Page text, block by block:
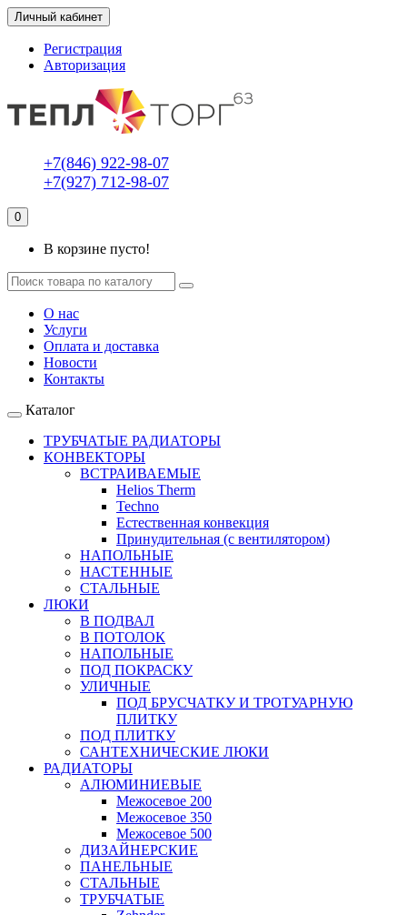
Личный кабинет
Регистрация
Авторизация
+7(846) 922-98-07
+7(927) 712-98-07
0
В корзине пусто!
О нас
Услуги
Оплата и доставка
Новости
Контакты
Каталог
ТРУБЧАТЫЕ РАДИАТОРЫ
КОНВЕКТОРЫ
ВСТРАИВАЕМЫЕ
Helios Therm
Techno
Естественная конвекция
Принудительная (с вентилятором)
НАПОЛЬНЫЕ
НАСТЕННЫЕ
СТАЛЬНЫЕ
ЛЮКИ
В ПОДВАЛ
В ПОТОЛОК
НАПОЛЬНЫЕ
ПОД ПОКРАСКУ
УЛИЧНЫЕ
ПОД БРУСЧАТКУ И ТРОТУАРНУЮ
ПЛИТКУ
ПОД ПЛИТКУ
САНТЕХНИЧЕСКИЕ ЛЮКИ
РАДИАТОРЫ
АЛЮМИНИЕВЫЕ
Межосевое 200
Межосевое 350
Межосевое 500
ДИЗАЙНЕРСКИЕ
ПАНЕЛЬНЫЕ
СТАЛЬНЫЕ
ТРУБЧАТЫЕ